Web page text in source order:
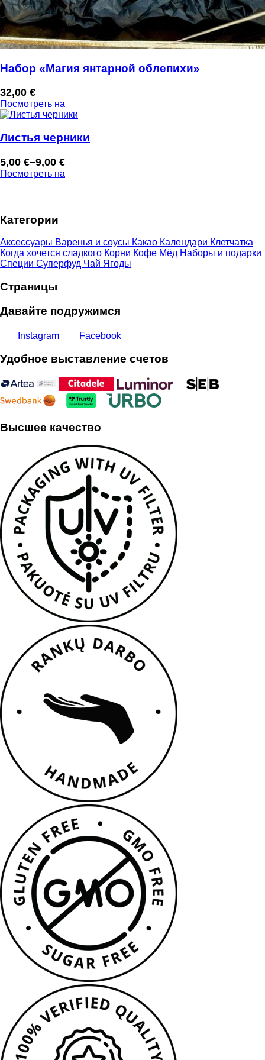
Набор «Магия янтарной облепихи»
32,00 €
Посмотреть на
Листья черники
5,00 €–9,00 €
Диапазон
цен:
9,00 €
Посмотреть на
Категории
Аксессуары Варенья и соусы Какао Календари Клетчатка
Когда хочется сладкого Корни Кофе Мёд Наборы и подарки
Специи Суперфуд Чай Ягоды
Страницы
Давайте подружимся
Instagram Facebook
Удобное выставление счетов
Высшее качество